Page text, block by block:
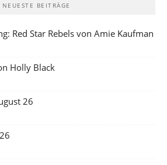
NEUESTE BEITRÄGE
Red Star Rebels von Amie Kaufman
Holly Black
26